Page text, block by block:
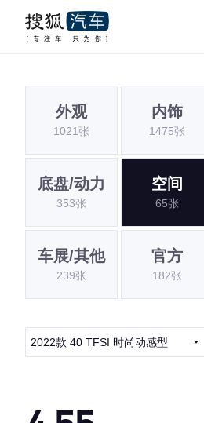
外观
1021张
内饰
1475张
底盘/动力
353张
空间
65张
车展/其他
239张
官方
182张
2022款 40 TFSI 时尚动感型